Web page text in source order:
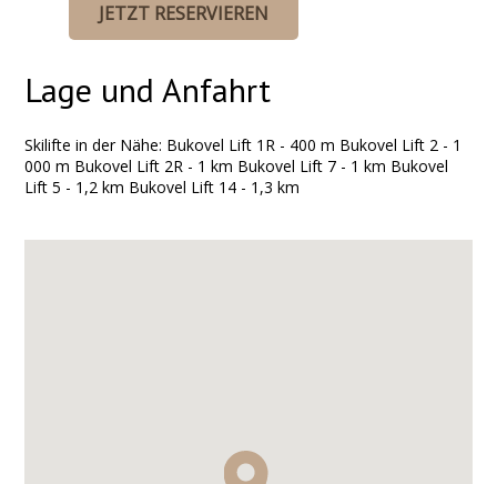
JETZT RESERVIEREN
Lage und Anfahrt
Skilifte in der Nähe: Bukovel Lift 1R - 400 m Bukovel Lift 2 - 1
000 m Bukovel Lift 2R - 1 km Bukovel Lift 7 - 1 km Bukovel
Lift 5 - 1,2 km Bukovel Lift 14 - 1,3 km